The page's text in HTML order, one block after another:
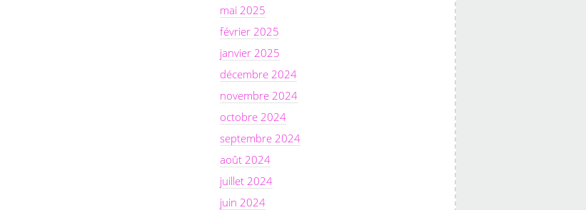
mai 2025
février 2025
janvier 2025
décembre 2024
novembre 2024
octobre 2024
septembre 2024
août 2024
juillet 2024
juin 2024